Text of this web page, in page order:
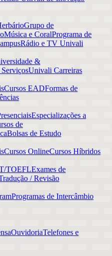
Grupo de
Música e CoralPrograma de
Rádio e TV Univali
&
ServiçosUnivali Carreiras
Cursos EADFormas de
Especializações a
de
Bolsas de Estudo
Cursos OnlineCursos Híbridos
TOEFLExames de
/ Revisão
Programas de Intercâmbio
OuvidoriaTelefones e